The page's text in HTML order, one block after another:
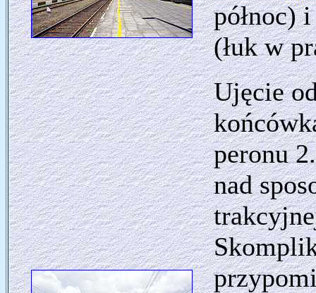
północ)
(łuk w
Ujęcie
peronu
nad